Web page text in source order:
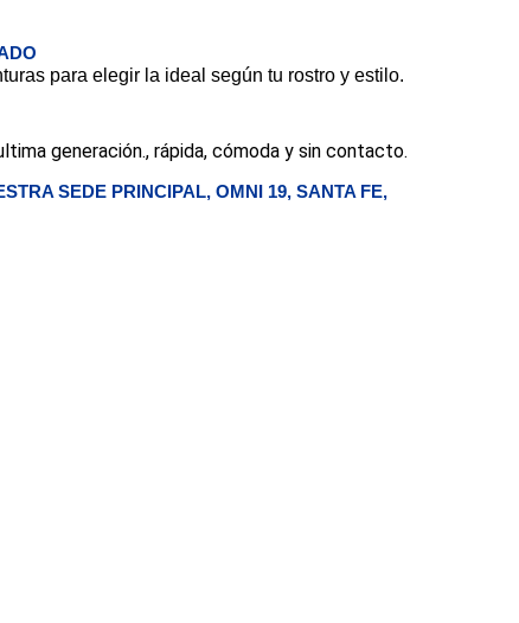
para elegir la ideal según tu rostro y estilo.
generación., rápida, cómoda y sin contacto.
SEDE PRINCIPAL, OMNI 19, SANTA FE,